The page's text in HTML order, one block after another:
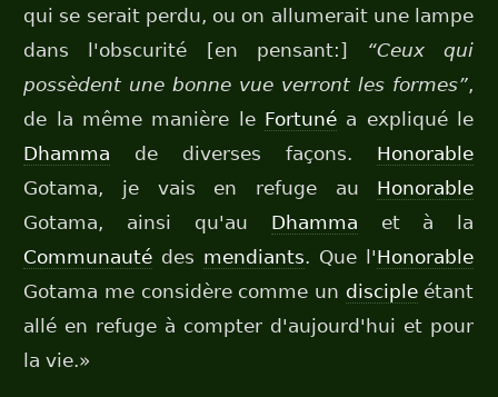
qui se serait perdu, ou on allumerait une lampe
dans l'obscurité [en pensant:] “Ceux qui
possèdent une bonne vue verront les formes”,
de la même manière le Fortuné a expliqué le
Dhamma de diverses façons. Honorable
Gotama, je vais en refuge au Honorable
Gotama, ainsi qu'au Dhamma et à la
Communauté des mendiants. Que l'Honorable
Gotama me considère comme un discipleétant
allé en refuge à compter d'aujourd'hui et pour
la vie.»